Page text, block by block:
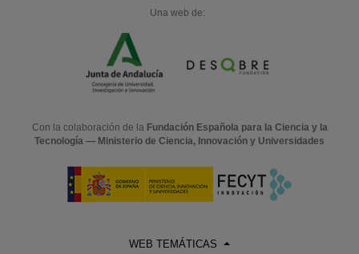
Una web de:
Con la colaboración de la Fundación Española para la Ciencia y la
Tecnología — Ministerio de Ciencia, Innovación y Universidades
WEB TEMÁTICAS